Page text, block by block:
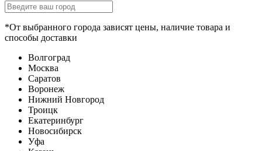
*От выбранного города зависят цены, наличие товара и
способы доставки
Волгоград
Москва
Саратов
Воронеж
Нижний Новгород
Троицк
Екатеринбург
Новосибирск
Уфа